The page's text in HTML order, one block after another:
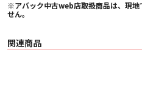
※アバック中古web店取扱商品は、現地
せん。
関連商品